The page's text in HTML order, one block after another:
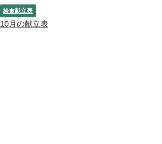
給食献立表
10月の献立表